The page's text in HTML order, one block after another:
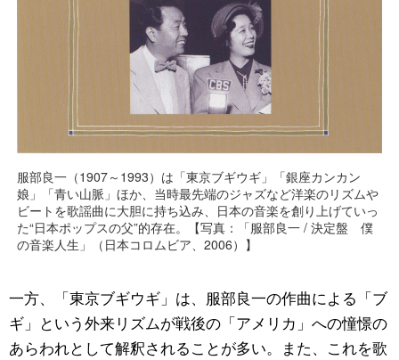
服部良一（1907～1993）は「東京ブギウギ」「銀座カンカン
娘」「青い山脈」ほか、当時最先端のジャズなど洋楽のリズムや
ビートを歌謡曲に大胆に持ち込み、日本の音楽を創り上げていっ
た“日本ポップスの父”的存在。【写真：「服部良一 / 決定盤 僕
の音楽人生」（日本コロムビア、2006）】
一方、「東京ブギウギ」は、服部良一の作曲による「ブ
ギ」という外来リズムが戦後の「アメリカ」への憧憬の
あらわれとして解釈されることが多い。また、これを歌